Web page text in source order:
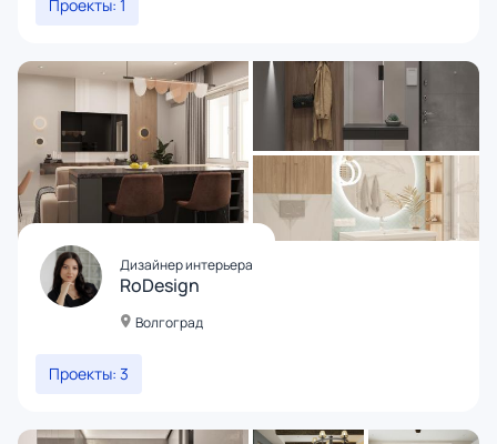
Проекты: 1
Дизайнер интерьера
RoDesign
Волгоград
Проекты: 3